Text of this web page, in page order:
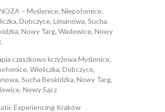
– Myślenice, Niepołomice,
Dobczyce, Limanowa, Sucha
Nowy Targ, Wadowice, Nowy
czaszkowo krzyżowa Myślenice,
Wieliczka, Dobczyce,
Sucha Beskidzka, Nowy Targ,
Nowy Sącz
Experiencing Kraków